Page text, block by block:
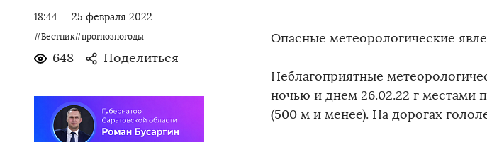
18:44 25 февраля 2022
#Вестник#прогнозпогоды
648 Поделиться
Опасные метеорологические
Неблагоприятные
ночью и днем 26.02.22 г местами
(500 м и менее). На дорогах